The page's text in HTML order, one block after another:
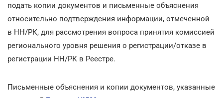
подать копии документов и письменные объяснения
относительно подтверждения информации, отмеченной
в НН/РК, для рассмотрения вопроса принятия комиссией
регионального уровня решения о регистрации/отказе в
регистрации НН/РК в Реестре.
Письменные объяснения и копии документов, указанные